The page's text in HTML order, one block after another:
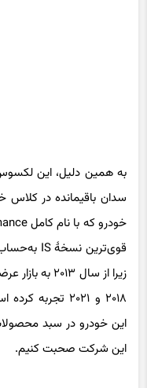
به همین دلیل، این لکسوس
زیرا از سال
۲۰۱۸ و ۲۰۲۱
این شرکت صحبت کنیم.